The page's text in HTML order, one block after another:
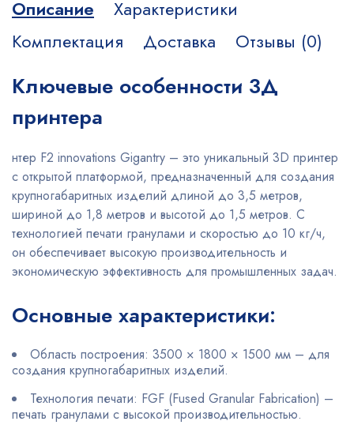
Описание
Характеристики
Комплектация
Доставка Отзывы (0)
Ключевые особенности 3Д
принтера
нтер F2 innovations Gigantry – это уникальный 3D принтер
с открытой платформой, предназначенный для создания
крупногабаритных изделий длиной до 3,5 метров,
шириной до 1,8 метров и высотой до 1,5 метров. С
технологией печати гранулами и скоростью до 10 кг/ч,
он обеспечивает высокую производительность и
экономическую эффективность для промышленных задач.
Основные характеристики:
Область построения: 3500 × 1800 × 1500 мм – для
создания крупногабаритных изделий.
Технология печати: FGF (Fused Granular Fabrication) –
печать гранулами с высокой производительностью.